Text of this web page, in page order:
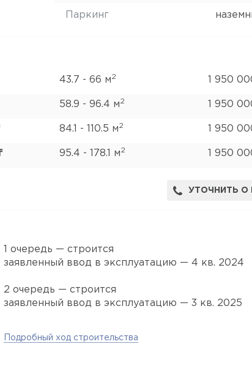
Паркинг
43.7 - 66 м2 1 950
58.9 - 96.4 м2 1 950
84.1 - 110.5 м2 1 950
95.4 - 178.1 м2 1 950
УТОЧНИТЬ О
1 очередь — строится
заявленный ввод в эксплуатацию — 4 кв. 2024
2 очередь — строится
заявленный ввод в эксплуатацию — 3 кв. 2025
Подробный ход строительства